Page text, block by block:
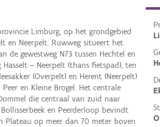
Limburg, op het grondgebied
en Neerpelt. Ruwweg situeert het
de gewestweg N73 tussen Hechtel en
– Neerpelt (thans fietspad), ten
(Overpelt) en Herent (Neerpelt)
en Kleine Brogel. Het centrale
die centraal van zuid naar
en Peerderloop bevindt
Plateau op meer dan 70 meter boven